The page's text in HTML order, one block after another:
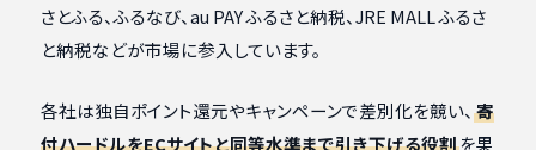
さとふる、ふるなび、au PAY ふるさと納税、JRE MALL ふるさ
と納税などが市場に参入しています。
各社は独自ポイント還元やキャンペーンで差別化を競い、 寄
付ハードルをECサイトと同等水準まで引き下げる役割を果